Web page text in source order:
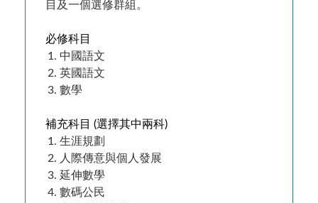
目及一個選修群組。
必修科目
中國語文
英國語文
數學
補充科目 (選擇其中兩科)
生涯規劃
人際傳意與個人發展
延伸數學
數碼公民